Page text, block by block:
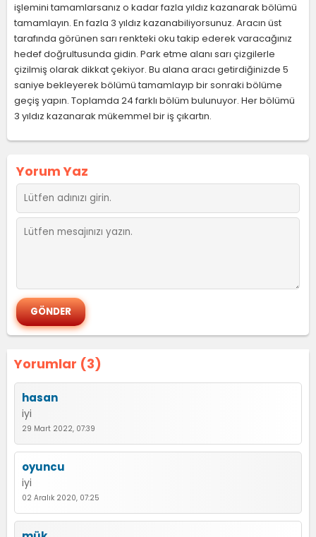
işlemini tamamlarsanız o kadar fazla yıldız kazanarak bölümü
tamamlayın. En fazla 3 yıldız kazanabiliyorsunuz. Aracın üst
tarafında görünen sarı renkteki oku takip ederek varacağınız
hedef doğrultusunda gidin. Park etme alanı sarı çizgilerle
çizilmiş olarak dikkat çekiyor. Bu alana aracı getirdiğinizde 5
saniye bekleyerek bölümü tamamlayıp bir sonraki bölüme
geçiş yapın. Toplamda 24 farklı bölüm bulunuyor. Her bölümü
3 yıldız kazanarak mükemmel bir iş çıkartın.
Yorumlar (3)
hasan
iyi
29 Mart 2022, 07:39
oyuncu
iyi
02 Aralık 2020, 07:25
Yorum Yaz